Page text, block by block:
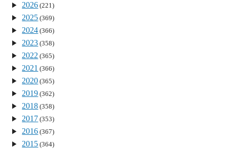
2026 (221)
2025 (369)
2024 (366)
2023 (358)
2022 (365)
2021 (366)
2020 (365)
2019 (362)
2018 (358)
2017 (353)
2016 (367)
2015 (364)